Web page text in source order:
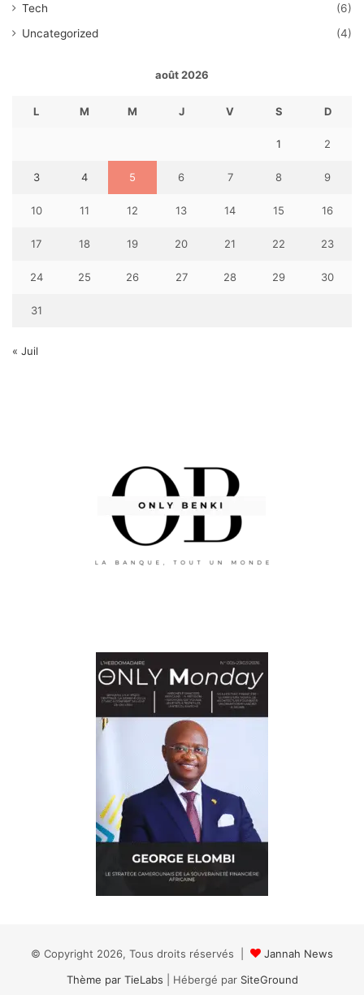
Tech
(6)
Uncategorized
(4)
août 2026
L M M J V S D
1 2
3 4 5 6 7 8 9
10 11 12 13 14 15 16
17 18 19 20 21 22 23
24 25 26 27 28 29 30
31
« Juil
© Copyright 2026, Tous droits réservés |
Jannah News
Thème par TieLabs | Hébergé par SiteGround